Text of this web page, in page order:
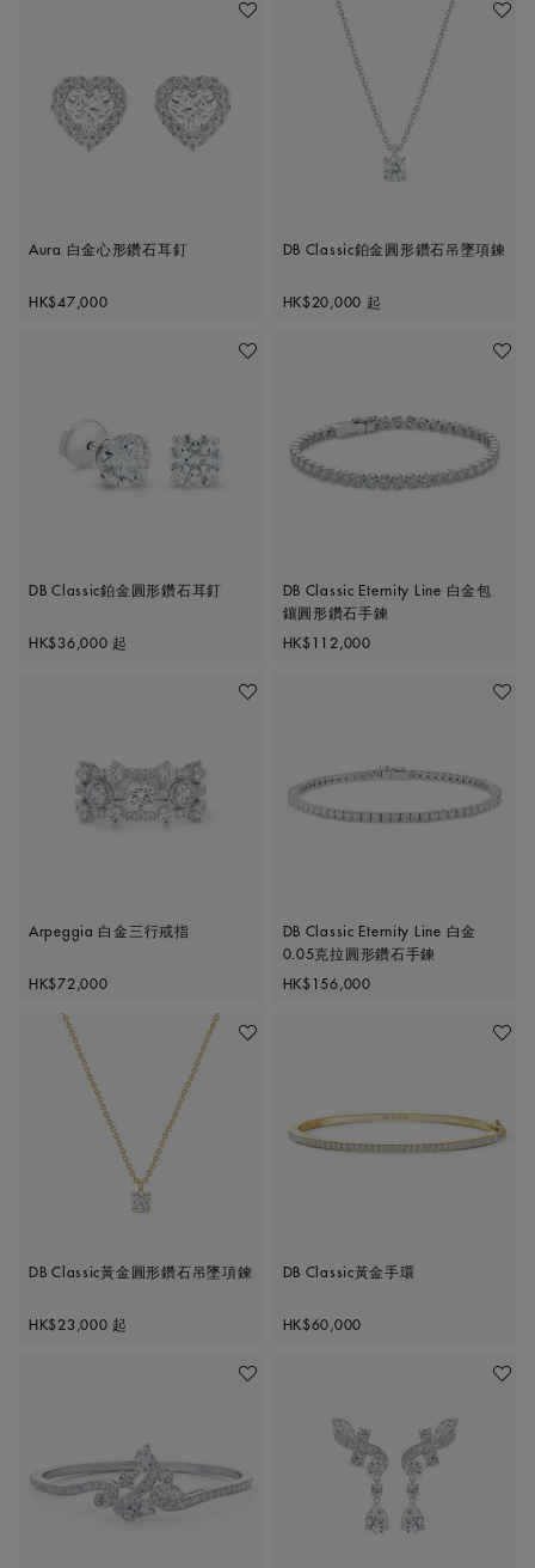
加入喜愛清單
Aura 白金心形鑽石耳釘
Original price
HK$47,000
加入喜
DB Classic鉑金圓形鑽石吊墜項鍊
Original price
HK$20,000 起
加入喜愛清單
DB Classic鉑金圓形鑽石耳釘
Original price
HK$36,000 起
加入喜
DB Classic Eternity Line 白金包
鑲圓形鑽石手鍊
Original price
HK$112,000
加入喜愛清單
Arpeggia 白金三行戒指
Original price
HK$72,000
加入喜
DB Classic Eternity Line 白金
0.05克拉圓形鑽石手鍊
Original price
HK$156,000
加入喜愛清單
DB Classic黃金圓形鑽石吊墜項鍊
Original price
HK$23,000 起
加入喜
DB Classic黃金手環
Original price
HK$60,000
加入喜愛清單 加入喜